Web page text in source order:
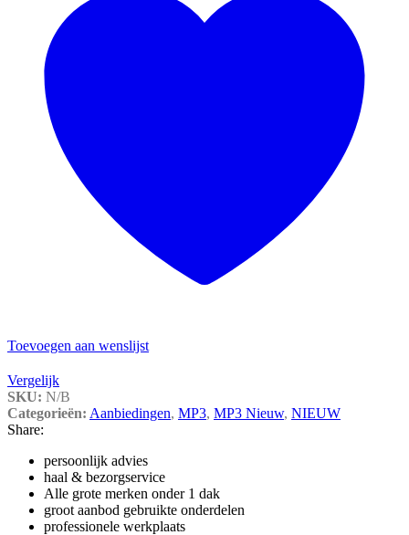
Toevoegen aan wenslijst
Vergelijk
SKU: N/B
Categorieën: Aanbiedingen, MP3, MP3 Nieuw, NIEUW
Share:
persoonlijk advies
haal & bezorgservice
Alle grote merken onder 1 dak
groot aanbod gebruikte onderdelen
professionele werkplaats